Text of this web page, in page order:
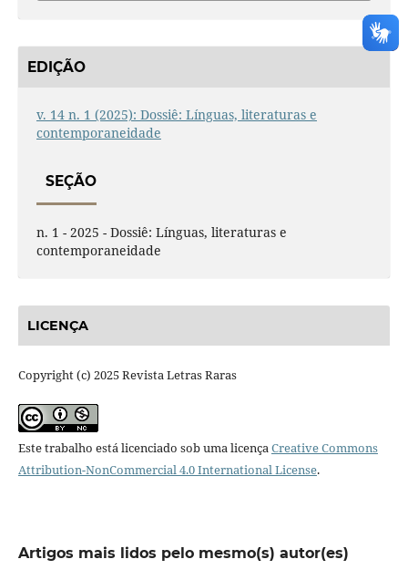
EDIÇÃO
v. 14 n. 1 (2025): Dossiê: Línguas, literaturas e
contemporaneidade
SEÇÃO
n. 1 - 2025 - Dossiê: Línguas, literaturas e
contemporaneidade
LICENÇA
Copyright (c) 2025 Revista Letras Raras
Este trabalho está licenciado sob uma licençaCreative Commons
Attribution-NonCommercial 4.0 International License.
Artigos mais lidos pelo mesmo(s) autor(es)